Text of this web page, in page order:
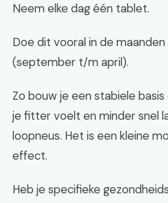
Neem elke dag één tablet.
Doe dit vooral in de
(september t/m april).
Zo bouw je een stabiele
je fitter voelt en minder snel
loopneus. Het is een kleine
effect.
Heb je specifieke